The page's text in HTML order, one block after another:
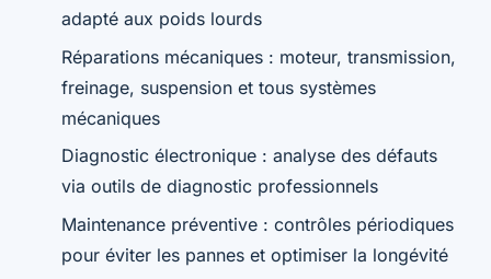
adapté aux poids lourds
Réparations mécaniques : moteur, transmission,
freinage, suspension et tous systèmes
mécaniques
Diagnostic électronique : analyse des défauts
via outils de diagnostic professionnels
Maintenance préventive : contrôles périodiques
pour éviter les pannes et optimiser la longévité